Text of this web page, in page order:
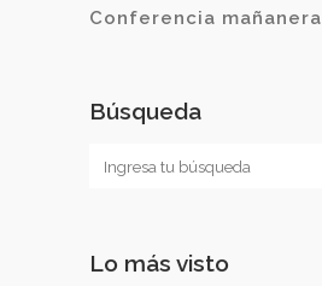
Conferencia mañanera
Búsqueda
Lo más visto